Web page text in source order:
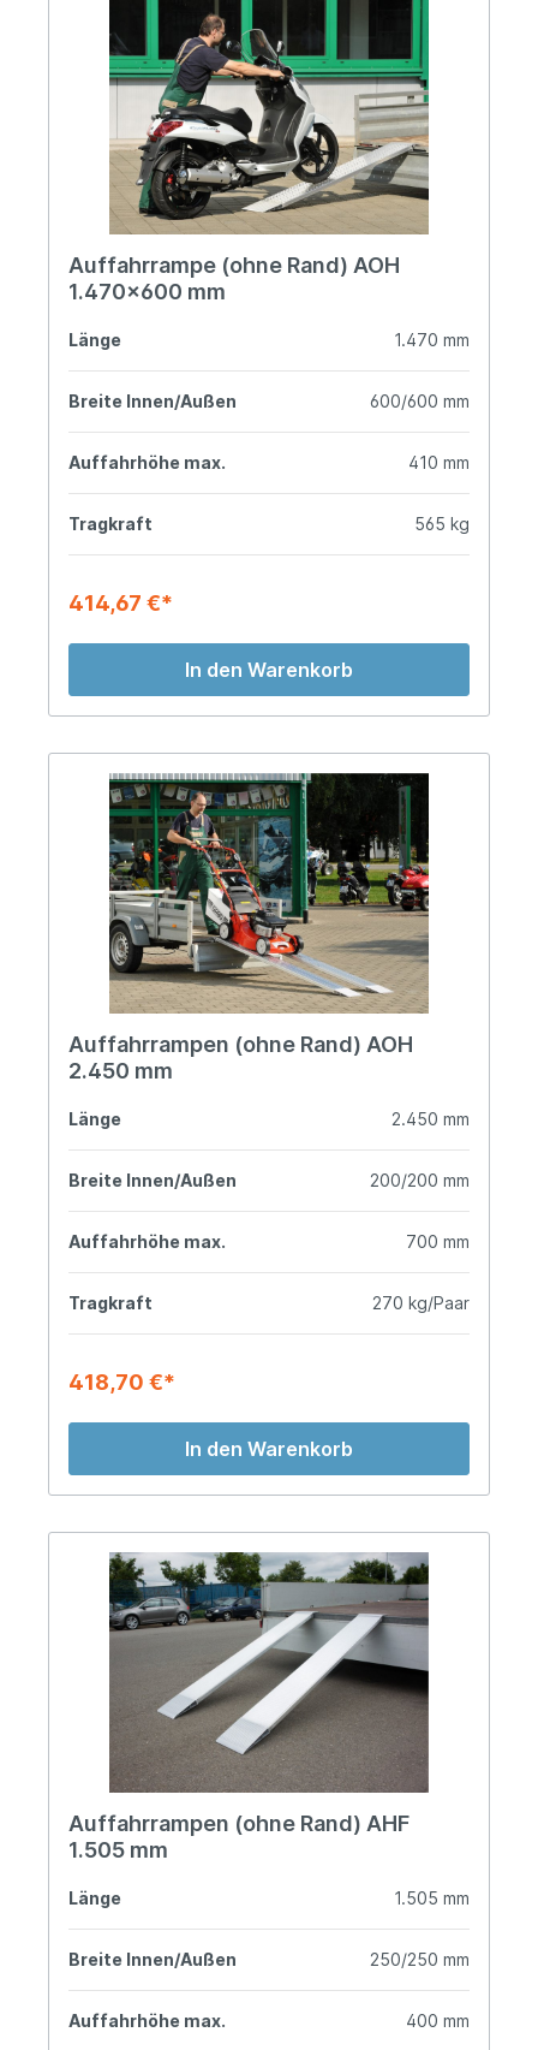
Auffahrrampe (ohne Rand) AOH
1.470x600 mm
Länge 1.470 mm
Breite Innen/Außen 600/600 mm
Auffahrhöhe max. 410 mm
Tragkraft 565 kg
414,67 €*
In den Warenkorb
Auffahrrampen (ohne Rand) AOH
2.450 mm
Länge 2.450 mm
Breite Innen/Außen 200/200 mm
Auffahrhöhe max. 700 mm
Tragkraft 270 kg/Paar
418,70 €*
In den Warenkorb
Auffahrrampen (ohne Rand) AHF
1.505 mm
Länge 1.505 mm
Breite Innen/Außen 250/250 mm
Auffahrhöhe max. 400 mm